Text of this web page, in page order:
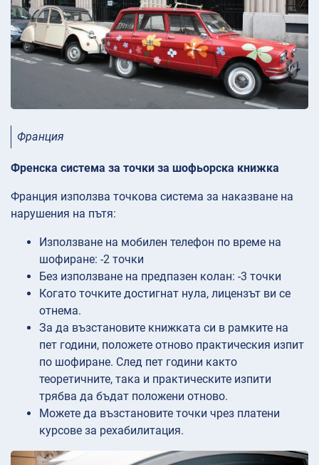
Франция
Френска система за точки за шофьорска книжка
Франция използва точкова система за наказване на
нарушения на пътя:
Използване на мобилен телефон по време на
шофиране: -2 точки
Без използване на предпазен колан: -3 точки
Когато точките достигнат нула, лицензът ви се
отнема.
За да възстановите книжката си в рамките на
пет години, положете отново практическия изпит
по шофиране. След пет години както
теоретичните, така и практическите изпити
трябва да бъдат положени отново.
Можете да възстановите точки чрез платени
курсове за рехабилитация.